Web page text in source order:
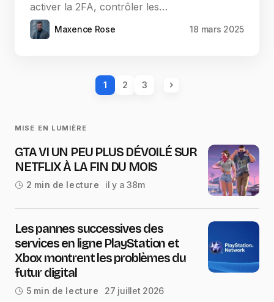
activer la 2FA, contrôler les…
Maxence Rose 18 mars 2025
1 2 3
MISE EN LUMIÈRE
GTA VI UN PEU PLUS DÉVOILÉ SUR
NETFLIX À LA FIN DU MOIS
2 min de lecture il y a 38m
Les pannes successives des
services en ligne PlayStation et
Xbox montrent les problèmes du
futur digital
5 min de lecture 27 juillet 2026